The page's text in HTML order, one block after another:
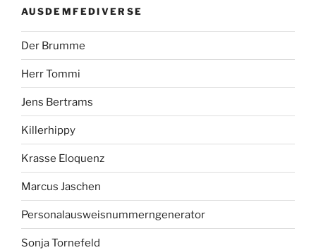
AUSDEMFEDIVERSE
Der Brumme
Herr Tommi
Jens Bertrams
Killerhippy
Krasse Eloquenz
Marcus Jaschen
Personalausweisnummerngenerator
Sonja Tornefeld